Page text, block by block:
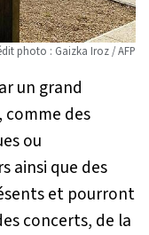
photo : Gaizka Iroz / AFP
un grand
des
ou
ainsi que des
et pourront
concerts, de la